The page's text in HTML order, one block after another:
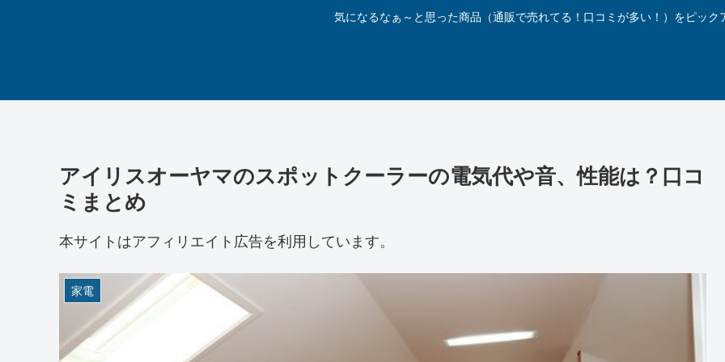
気になるなぁ～と思った商品（通販で売れてる！口コミが多い！）をピック
アイリスオーヤマのスポットクーラーの電気代や音、性能は？口コ
ミまとめ
本サイトはアフィリエイト広告を利用しています。
家電